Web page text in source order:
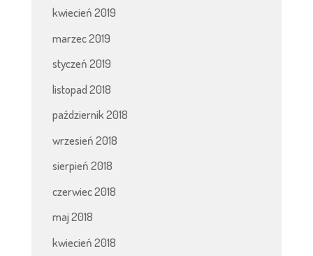
kwiecień 2019
marzec 2019
styczeń 2019
listopad 2018
październik 2018
wrzesień 2018
sierpień 2018
czerwiec 2018
maj 2018
kwiecień 2018